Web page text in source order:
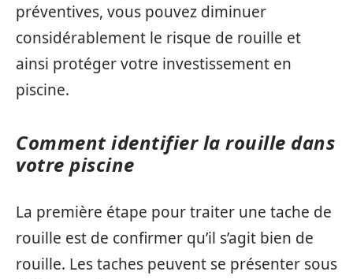
préventives, vous pouvez diminuer
considérablement le risque de rouille et
ainsi protéger votre investissement en
piscine.
Comment identifier la rouille dans
votre piscine
La première étape pour traiter une tache de
rouille est de confirmer qu’il s’agit bien de
rouille. Les taches peuvent se présenter sous